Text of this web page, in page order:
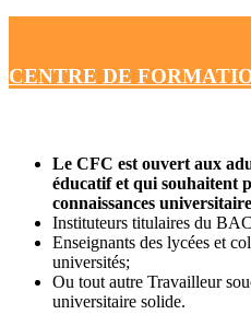
CENTRE DE
Le CFC est ouvert aux
éducatif et qui souhaitent
connaissances
Instituteurs titulaires du
Enseignants des lycées et
universités;
Ou tout autre Travailleur
universitaire solide.